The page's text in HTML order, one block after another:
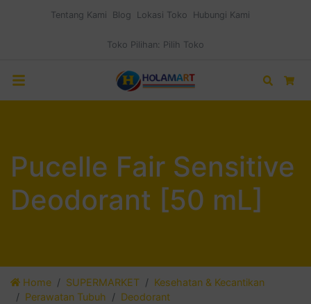
Tentang Kami Blog Lokasi Toko Hubungi Kami
Toko Pilihan: Pilih Toko
Search
Pucelle Fair Sensitive
Deodorant [50 mL]
Home SUPERMARKET
Kesehatan & Kecantikan
Perawatan Tubuh
Deodorant